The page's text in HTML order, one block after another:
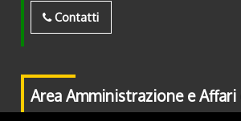
Contatti
Area Amministrazione e Affari